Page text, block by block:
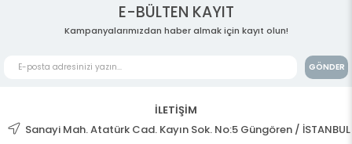
E-BÜLTEN KAYIT
Kampanyalarımızdan haber almak için kayıt olun!
GÖNDER
İLETİŞİM
Sanayi Mah. Atatürk Cad. Kayın Sok. No:5 Güngören / İSTANBUL